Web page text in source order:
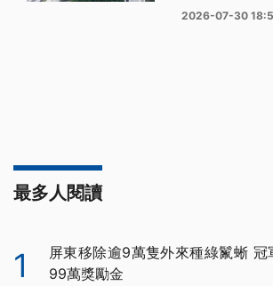
2026-07-30
最多人閱讀
1
屏東移除逾9萬隻外來種綠鬣蜥 冠
99萬獎勵金